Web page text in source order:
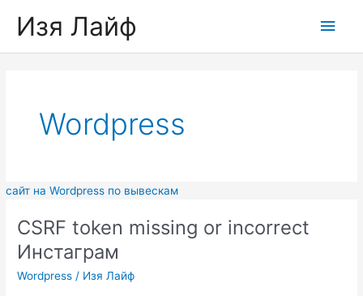
Изя Лайф
Main
Wordpress
сайт на Wordpress по вывескам
CSRF token missing or incorrect
Инстаграм
Wordpress / Изя Лайф